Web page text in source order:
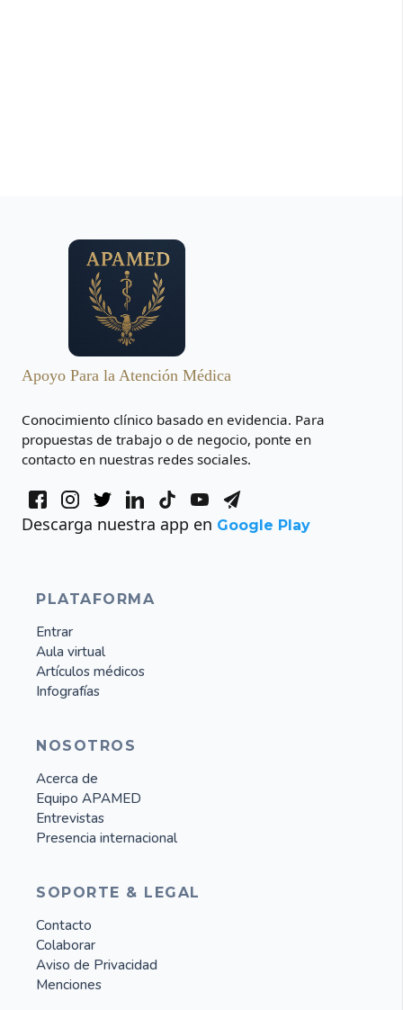
Apoyo Para la Atención Médica
Conocimiento clínico basado en evidencia. Para
propuestas de trabajo o de negocio, ponte en
contacto en nuestras redes sociales.
Descarga nuestra app en Google Play
PLATAFORMA
Entrar
Aula virtual
Artículos médicos
Infografías
NOSOTROS
Acerca de
Equipo APAMED
Entrevistas
Presencia internacional
SOPORTE & LEGAL
Contacto
Colaborar
Aviso de Privacidad
Menciones